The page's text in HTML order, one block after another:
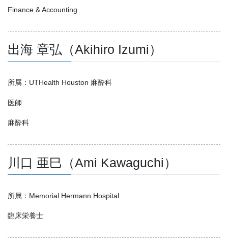
Finance & Accounting
出海 章弘（Akihiro Izumi）
所属：UTHealth Houston 麻酔科
医師
麻酔科
川口 亜巳（Ami Kawaguchi）
所属：Memorial Hermann Hospital
臨床栄養士